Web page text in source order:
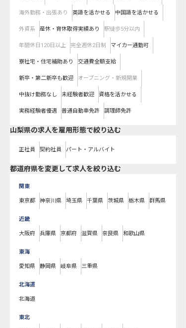
海外勤務・出張あり 英語を活かせる 中国語を活かせる
外資系 産休・育休取得実績あり 駅徒歩5分以内
年間休日120日以上 完全週休2日制 マイカー通勤可
寮社宅・住宅補助あり 交通費全額支給
新卒・第二新卒も歓迎 オープニング・新規開業
中抜け勤務なし 未経験者歓迎 資格を活かせる
実務経験者優遇 普通自動車免許 調理師免許
山梨県の求人を雇用形態で絞り込む
正社員 契約社員 パート・アルバイト
都道府県を変更して求人を絞り込む
関東
東京都 神奈川県 埼玉県 千葉県 茨城県 栃木県 群馬県
近畿
大阪府 兵庫県 京都府 滋賀県 奈良県 和歌山県
東海
愛知県 静岡県 岐阜県 三重県
北海道
北海道
東北